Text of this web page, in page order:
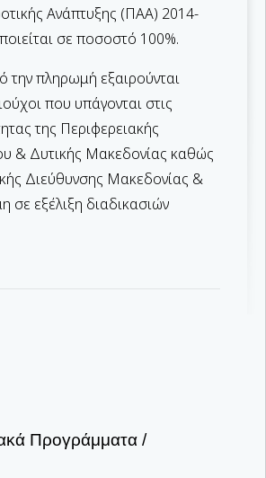
Ανάπτυξης (ΠΑΑ) 2014-
σε ποσοστό 100%.
την πληρωμή εξαιρούνται
που υπάγονται στις
της Περιφερειακής
& Δυτικής Μακεδονίας καθώς
Διεύθυνσης Μακεδονίας &
εξέλιξη διαδικασιών
Προγράμματα /